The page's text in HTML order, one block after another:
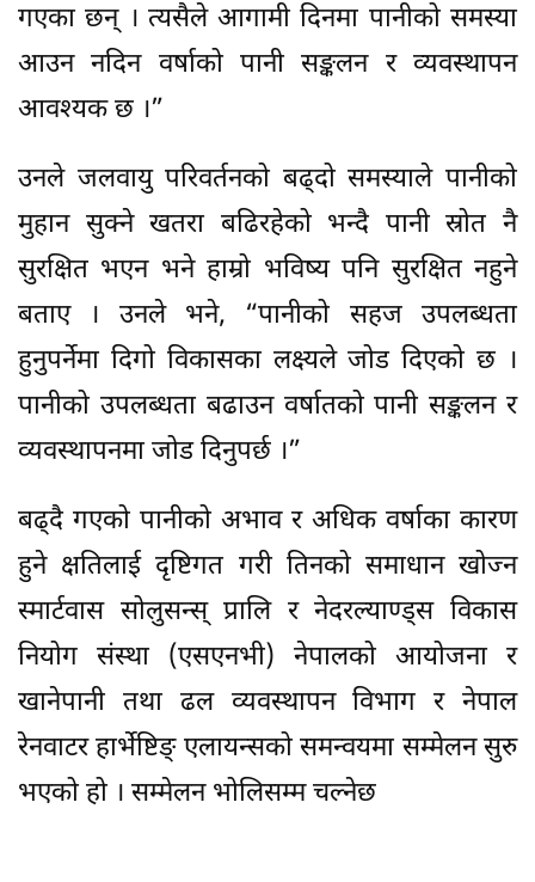
गएका छन् । त्यसैले आगामी दिनमा पानीको समस्या
आउन नदिन वर्षाको पानी सङ्कलन र व्यवस्थापन
आवश्यक छ ।”
उनले जलवायु परिवर्तनको बढ्दो समस्याले पानीको
मुहान सुक्ने खतरा बढिरहेको भन्दै पानी स्रोत नै
सुरक्षित भएन भने हाम्रो भविष्य पनि सुरक्षित नहुने
बताए । उनले भने, “पानीको सहज उपलब्धता
हुनुपर्नेमा दिगो विकासका लक्ष्यले जोड दिएको छ ।
पानीको उपलब्धता बढाउन वर्षातको पानी सङ्कलन र
व्यवस्थापनमा जोड दिनुपर्छ ।”
बढ्दै गएको पानीको अभाव र अधिक वर्षाका कारण
हुने क्षतिलाई दृष्टिगत गरी तिनको समाधान खोज्न
स्मार्टवास सोलुसन्स् प्रालि र नेदरल्याण्ड्स विकास
नियोग संस्था (एसएनभी) नेपालको आयोजना र
खानेपानी तथा ढल व्यवस्थापन विभाग र नेपाल
रेनवाटर हार्भेष्टिङ् एलायन्सको समन्वयमा सम्मेलन सुरु
भएको हो । सम्मेलन भोलिसम्म चल्नेछ